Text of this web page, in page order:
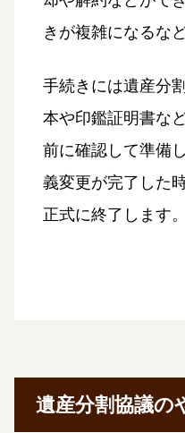
きが複雑になるな
手続きには遺産分
本や印鑑証明書な
前に確認して準備
義変更が完了した
正式に終了します。
遺産分割協議の